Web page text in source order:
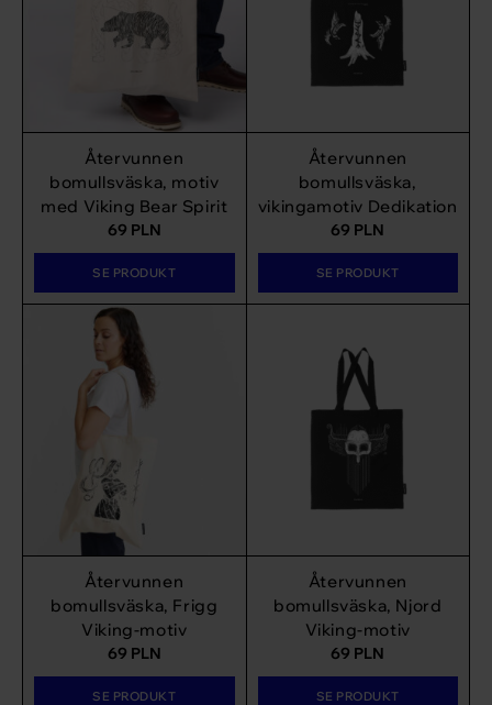
Återvunnen
bomullsväska, motiv
med Viking Bear Spirit
69 PLN
SE PRODUKT
Återvunnen
bomullsväska,
vikingamotiv Dedikation
69 PLN
SE PRODUKT
Återvunnen
bomullsväska, Frigg
Viking-motiv
69 PLN
SE PRODUKT
Återvunnen
bomullsväska, Njord
Viking-motiv
69 PLN
SE PRODUKT